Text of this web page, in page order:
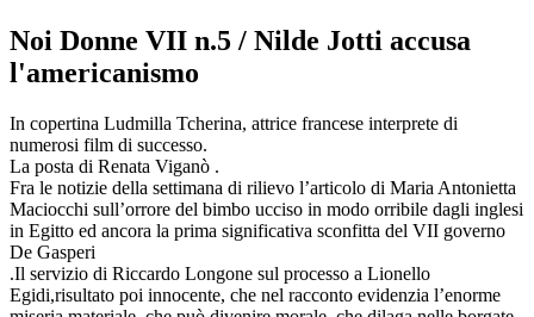
Noi Donne VII n.5 / Nilde Jotti accusa
l'americanismo
In copertina Ludmilla Tcherina, attrice francese interprete di
numerosi film di successo.
La posta di Renata Viganò .
Fra le notizie della settimana di rilievo l’articolo di Maria Antonietta
Maciocchi sull’orrore del bimbo ucciso in modo orribile dagli inglesi
in Egitto ed ancora la prima significativa sconfitta del VII governo
De Gasperi
.Il servizio di Riccardo Longone sul processo a Lionello
Egidi,risultato poi innocente, che nel racconto evidenzia l’enorme